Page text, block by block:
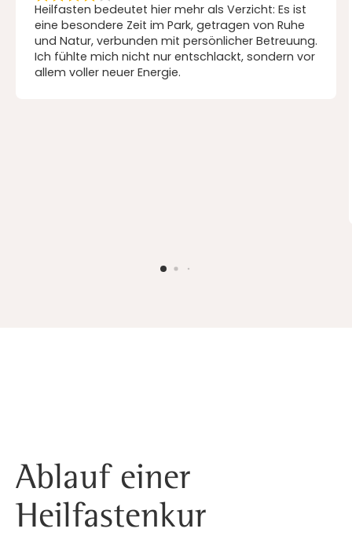
Heilfasten bedeutet hier mehr als Verzicht: Es ist
eine besondere Zeit im Park, getragen von Ruhe
und Natur, verbunden mit persönlicher Betreuung.
Ich fühlte mich nicht nur entschlackt, sondern vor
allem voller neuer Energie.
Ablauf einer
Heilfastenkur